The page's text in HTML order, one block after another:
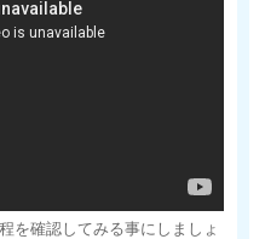
を確認してみる事にしましょ